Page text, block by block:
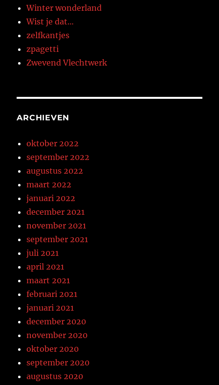
Winter wonderland
Wist je dat…
zelfkantjes
zpagetti
Zwevend Vlechtwerk
ARCHIEVEN
oktober 2022
september 2022
augustus 2022
maart 2022
januari 2022
december 2021
november 2021
september 2021
juli 2021
april 2021
maart 2021
februari 2021
januari 2021
december 2020
november 2020
oktober 2020
september 2020
augustus 2020